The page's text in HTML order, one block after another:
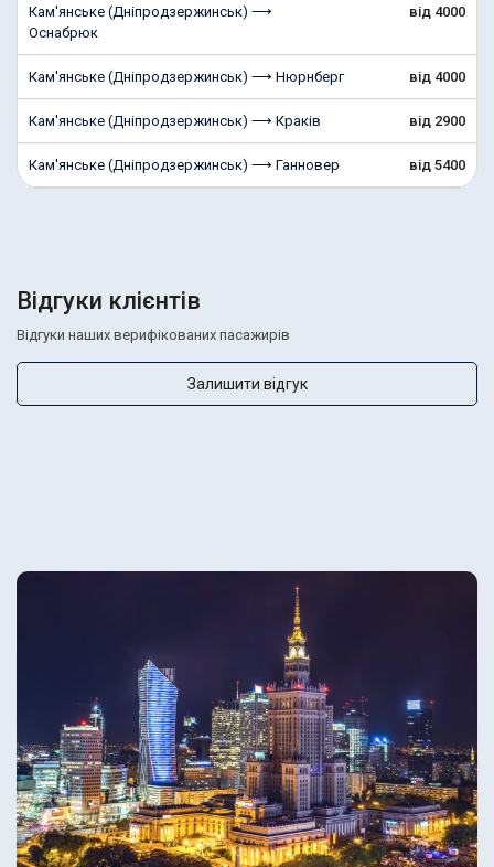
Кам'янське (Дніпродзержинськ) ⟶
Оснабрюк
від 4000
Кам'янське (Дніпродзержинськ) ⟶ Нюрнберг від 4000
Кам'янське (Дніпродзержинськ) ⟶ Краків від 2900
Кам'янське (Дніпродзержинськ) ⟶ Ганновер від 5400
Відгуки клієнтів
Відгуки наших верифікованих пасажирів
Залишити відгук